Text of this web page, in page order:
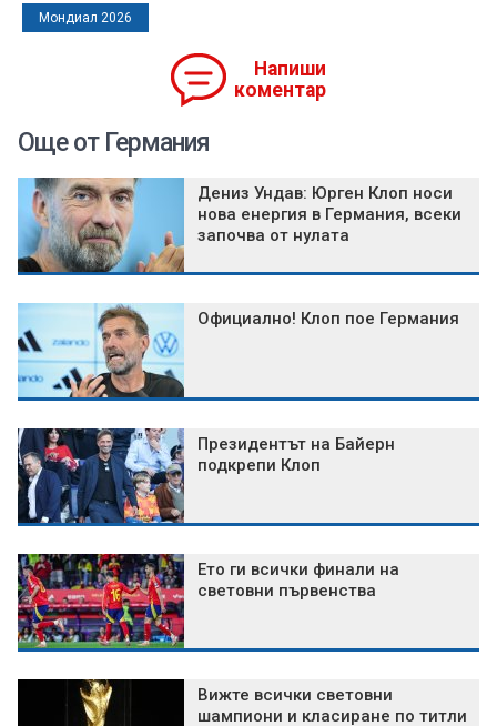
Мондиал 2026
Напиши
коментар
Още от Германия
Дениз Ундав: Юрген Клоп носи
нова енергия в Германия, всеки
започва от нулата
Официално! Клоп пое Германия
Президентът на Байерн
подкрепи Клоп
Ето ги всички финали на
световни първенства
Вижте всички световни
шампиони и класиране по титли